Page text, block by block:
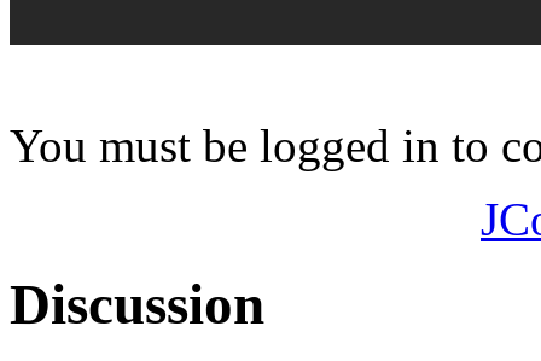
You must be logged in to
Discussion